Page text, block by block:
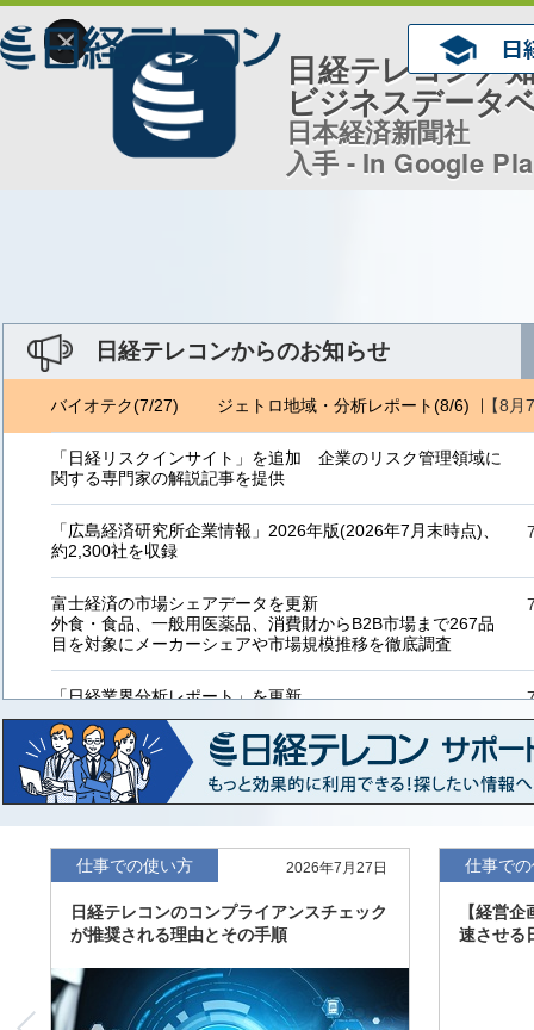
×
日経テレコン／
ビジネスデータ
日本経済新聞社
入手 - In Google
日経テレコンからのお知らせ
【8月
日経バイオテク(7/27) ジェトロ地域・分析レポート(8/6) 日経バ
「日経リスクインサイト」を追加 企業のリスク管理領域に
関する専門家の解説記事を提供
「広島経済研究所企業情報」2026年版(2026年7月末時点)、
約2,300社を収録
富士経済の市場シェアデータを更新
外食・食品、一般用医薬品、消費財からB2B市場まで267品
目を対象にメーカーシェアや市場規模推移を徹底調査
「日経業界分析レポート」を更新
「工業用プラスチック製品」「システムインテグレーター」
など20業界の内容を刷新
「東洋経済海外進出企業情報」の2026年版、約3万6千社を
収録
「東洋経済外資系企業情報」の2026年版、約3,100社を収録
「日経POS情報マーケットレポート」の最新版、10～3月実
績の市場動向を速報
「東洋経済会社四季報」2026年夏号に更新、新たに2027年
度の予想を実施
仕事での使い方 2026年7月27日
日経テレコンのコンプライアンスチェック
が推奨される理由とその手順
仕事で
【経営
速させる